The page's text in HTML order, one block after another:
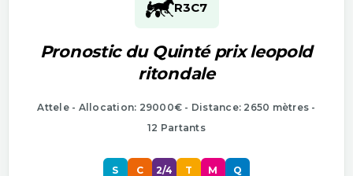
R3C7
Pronostic du Quinté prix leopold
ritondale
Attele - Allocation: 29000€ - Distance: 2650 mètres -
12 Partants
S C 2/4 T M Q